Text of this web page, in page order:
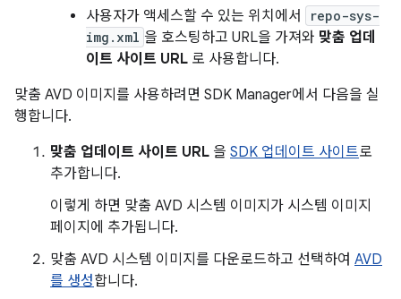
사용자가 액세스할 수 있는 위치에서
repo-sys-
img.xml 을 호스팅하고 URL을 가져와 맞춤 업데
이트 사이트 URL 로 사용합니다.
맞춤 AVD 이미지를 사용하려면 SDK Manager에서 다음을 실
행합니다.
맞춤 업데이트 사이트 URL 을 SDK 업데이트 사이트로
추가합니다.
이렇게 하면 맞춤 AVD 시스템 이미지가 시스템 이미지
페이지에 추가됩니다.
맞춤 AVD 시스템 이미지를 다운로드하고 선택하여 AVD
를 생성합니다.